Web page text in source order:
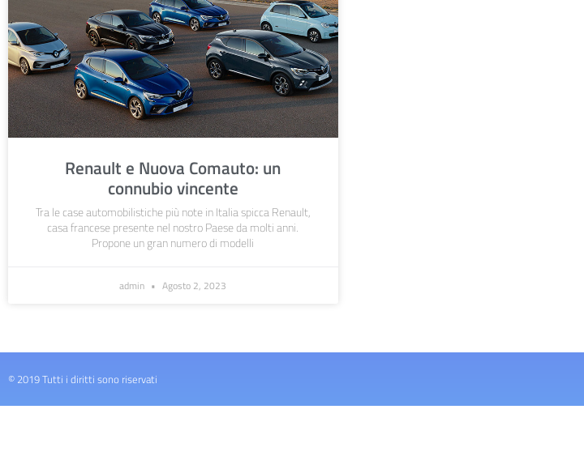
Renault e Nuova Comauto: un
connubio vincente
Tra le case automobilistiche più note in Italia spicca Renault,
casa francese presente nel nostro Paese da molti anni.
Propone un gran numero di modelli
admin Agosto 2, 2023
© 2019 Tutti i diritti sono riservati